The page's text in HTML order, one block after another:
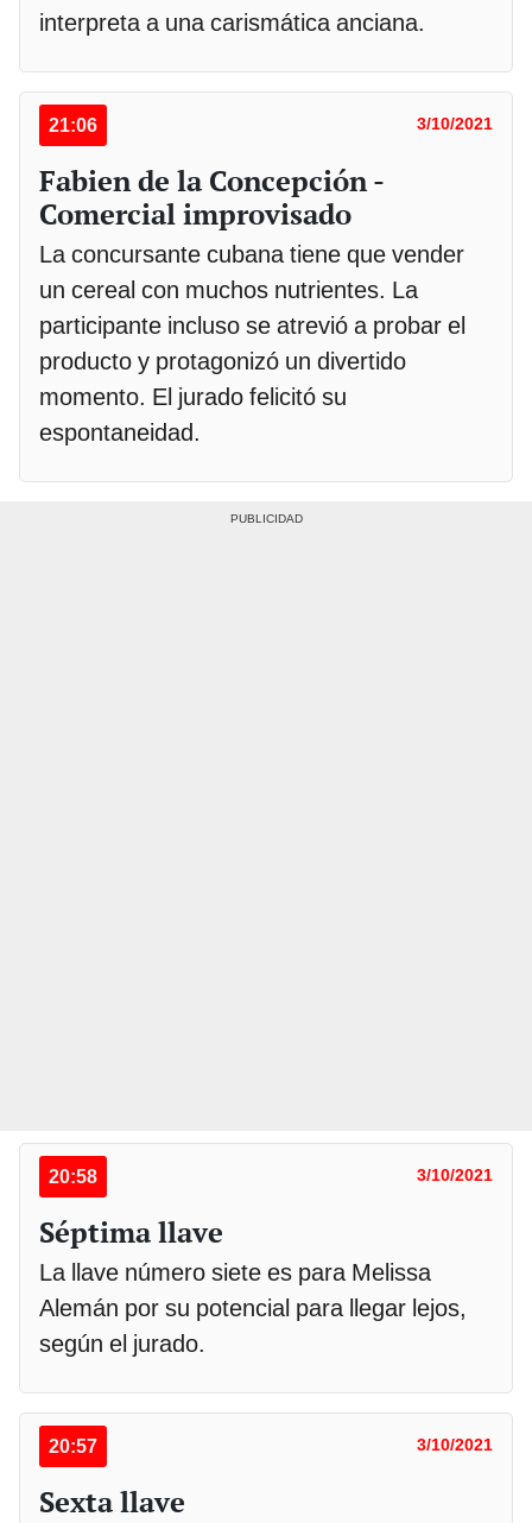
interpreta a una carismática anciana.
21:06 3/10/2021
Fabien de la Concepción -
Comercial improvisado
La concursante cubana tiene que vender
un cereal con muchos nutrientes. La
participante incluso se atrevió a probar el
producto y protagonizó un divertido
momento. El jurado felicitó su
espontaneidad.
20:58 3/10/2021
Séptima llave
La llave número siete es para Melissa
Alemán por su potencial para llegar lejos,
según el jurado.
20:57 3/10/2021
Sexta llave